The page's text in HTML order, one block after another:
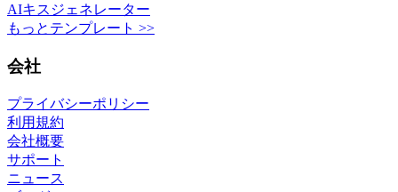
AIキスジェネレーター
もっとテンプレート >>
会社
プライバシーポリシー
利用規約
会社概要
サポート
ニュース